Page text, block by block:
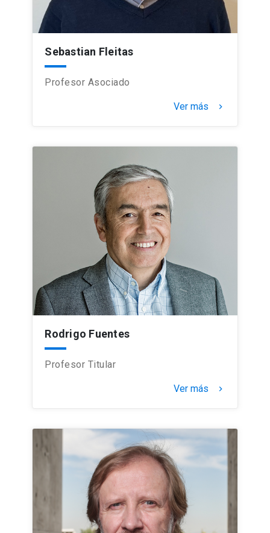
Sebastian Fleitas
Profesor Asociado
Ver más keyboard_arrow_right
Rodrigo Fuentes
Profesor Titular
Ver más keyboard_arrow_right